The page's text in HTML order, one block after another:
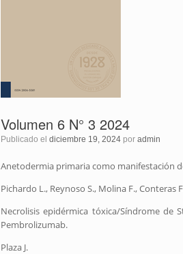
Volumen 6 N° 3 2024
Publicado el diciembre 19, 2024 por admin
Anetodermia primaria como manifestación
Pichardo L., Reynoso S., Molina F., Conteras
Necrolisis epidérmica tóxica/Síndrome de
Pembrolizumab.
Plaza J.